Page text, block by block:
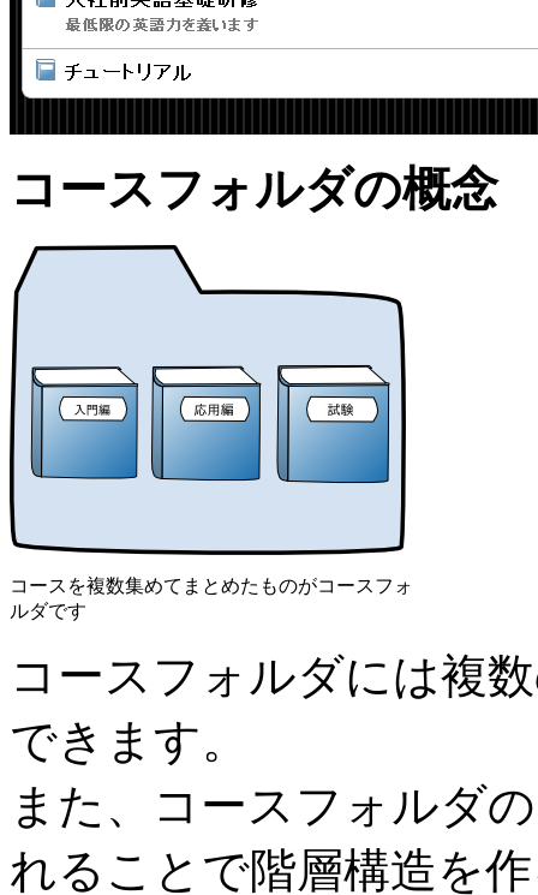
コースフォルダの概念
コースを複数集めてまとめたものがコースフォ
ルダです
コースフォルダには複
できます。
また、コースフォルダ
れることで階層構造を